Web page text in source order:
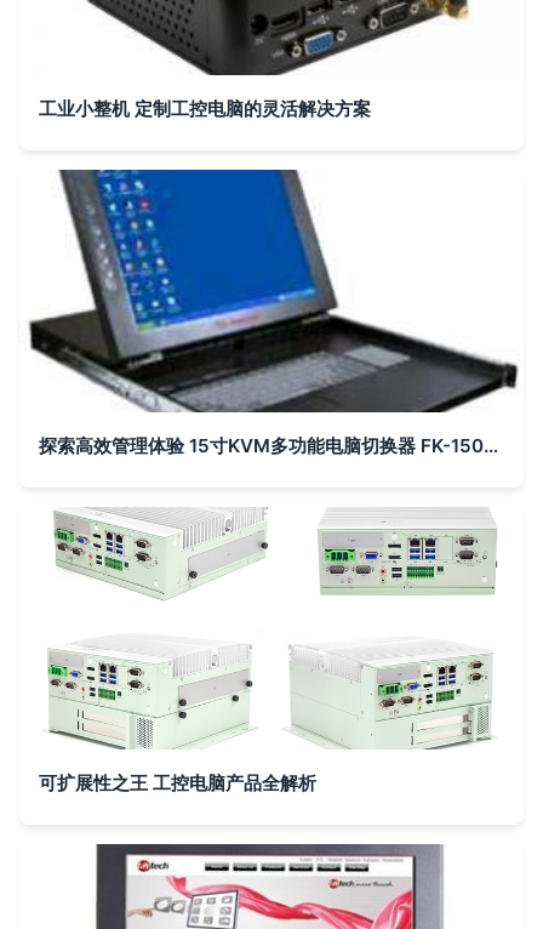
工业小整机 定制工控电脑的灵活解决方案
探索高效管理体验 15寸KVM多功能电脑切换器 FK-150-8U 详解
可扩展性之王 工控电脑产品全解析